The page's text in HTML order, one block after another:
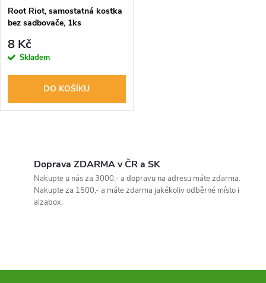
Root Riot, samostatná kostka
bez sadbovače, 1ks
8 Kč
Skladem
DO KOŠÍKU
a
Doprava ZDARMA v ČR a SK
Nakupte u nás za 3000,- a dopravu na adresu máte zdarma.
Nakupte za 1500,- a máte zdarma jakékoliv odběrné místo i
alzabox.